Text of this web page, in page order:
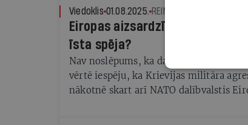
Viedoklis 01.08.2025. REINIS POZŅAKS
Eiropas aizsardzības ambīcijas:
īsta spēja?
Nav noslēpums, ka dažādas Eiropas
vērtē iespēju, ka Krievijas militāra
nākotnē skart arī NATO dalībvalstis